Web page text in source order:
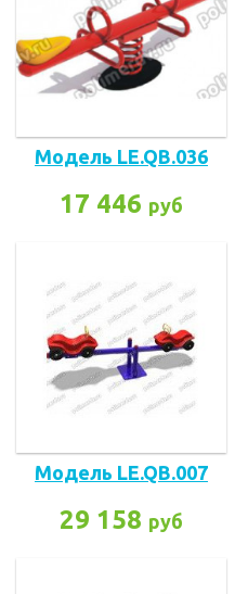
Модель LE.QB.036
17 446 руб
Модель LE.QB.007
29 158 руб